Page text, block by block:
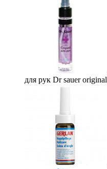
для рук Dr sauer original